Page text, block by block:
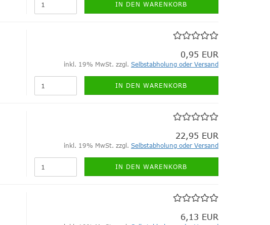
IN DEN WARENKORB
0,95 EUR
inkl. 19% MwSt. zzgl. Selbstabholung oder Versand
IN DEN WARENKORB
22,95 EUR
inkl. 19% MwSt. zzgl. Selbstabholung oder Versand
IN DEN WARENKORB
6,13 EUR